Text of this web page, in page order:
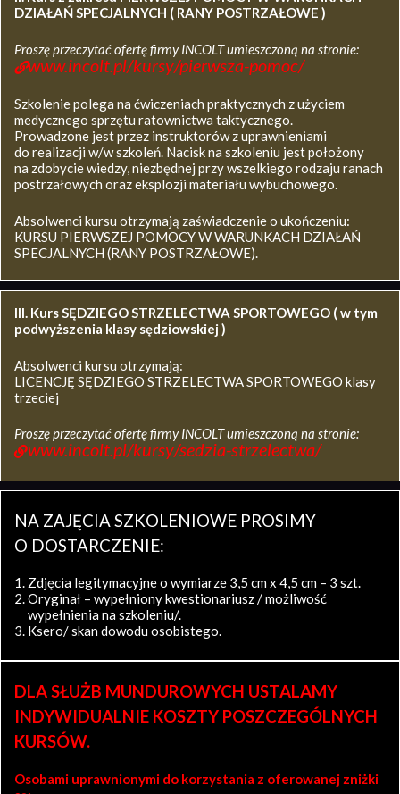
DZIAŁAŃ SPECJALNYCH ( RANY POSTRZAŁOWE )
Proszę przeczytać ofertę firmy INCOLT umieszczoną na stronie:
www.incolt.pl/kursy/pierwsza-pomoc/
Szkolenie polega na ćwiczeniach praktycznych z użyciem
medycznego sprzętu ratownictwa taktycznego.
Prowadzone jest przez instruktorów z uprawnieniami
do realizacji w/w szkoleń. Nacisk na szkoleniu jest położony
na zdobycie wiedzy, niezbędnej przy wszelkiego rodzaju ranach
postrzałowych oraz eksplozji materiału wybuchowego.
Absolwenci kursu otrzymają zaświadczenie o ukończeniu:
KURSU PIERWSZEJ POMOCY W WARUNKACH DZIAŁAŃ
SPECJALNYCH (RANY POSTRZAŁOWE).
III. Kurs SĘDZIEGO STRZELECTWA SPORTOWEGO ( w tym
podwyższenia klasy sędziowskiej )
Absolwenci kursu otrzymają:
LICENCJĘ SĘDZIEGO STRZELECTWA SPORTOWEGO klasy
trzeciej
Proszę przeczytać ofertę firmy INCOLT umieszczoną na stronie:
www.incolt.pl/kursy/sedzia-strzelectwa/
NA ZAJĘCIA SZKOLENIOWE PROSIMY
O DOSTARCZENIE:
Zdjęcia legitymacyjne o wymiarze 3,5 cm x 4,5 cm – 3 szt.
Oryginał – wypełniony kwestionariusz / możliwość
wypełnienia na szkoleniu/.
Ksero/ skan dowodu osobistego.
DLA SŁUŻB MUNDUROWYCH USTALAMY
INDYWIDUALNIE KOSZTY POSZCZEGÓLNYCH
KURSÓW.
Osobami uprawnionymi do korzystania z oferowanej zniżki